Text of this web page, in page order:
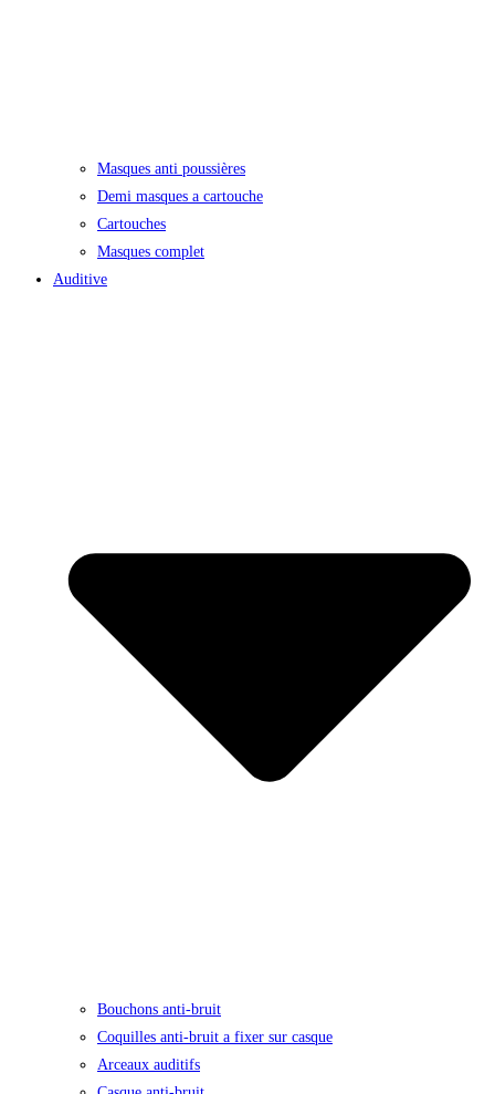
Masques anti poussières
Demi masques a cartouche
Cartouches
Masques complet
Auditive
Bouchons anti-bruit
Coquilles anti-bruit a fixer sur casque
Arceaux auditifs